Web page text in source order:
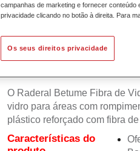
O Raderal Betume Fibra de
vidro para áreas com
plástico reforçado com fibra
Características do
campanhas de marketing e fornecer
privacidade clicando no botão à direita. Para
Os seus direitos privacidade